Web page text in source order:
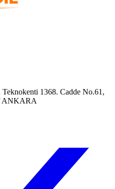
1368. Cadde No.61,
ANKARA